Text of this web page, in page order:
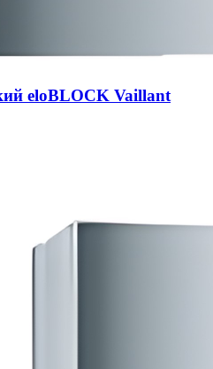
eloBLOCK Vaillant